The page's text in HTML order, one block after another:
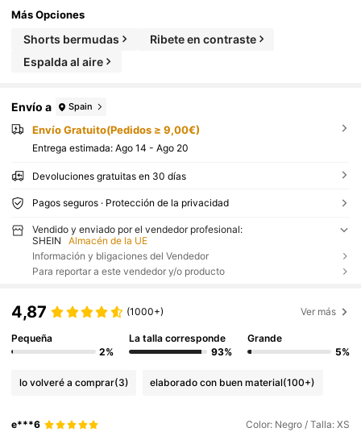
Más Opciones
Shorts bermudas
Ribete en contraste
Espalda al aire
Envío a Spain
Envío Gratuito(Pedidos ≥ 9,00€)
Entrega estimada: Ago 14 - Ago 20
Devoluciones gratuitas en 30 días
Pagos seguros · Protección de la privacidad
Vendido y enviado por el vendedor profesional:
SHEIN
Almacén de la UE
Información y bligaciones del Vendedor
Para reportar a este vendedor y/o producto
4,87 (1000+) Ver más
Pequeña
2%
La talla corresponde
93%
Grande
5%
lo volveré a comprar(3) elaborado con buen material(100+)
e***6 Color: Negro / Talla: XS